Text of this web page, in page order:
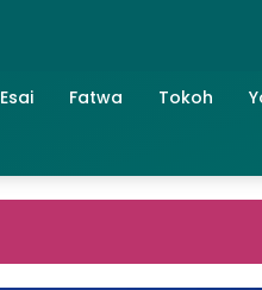
Esai Fatwa Tokoh